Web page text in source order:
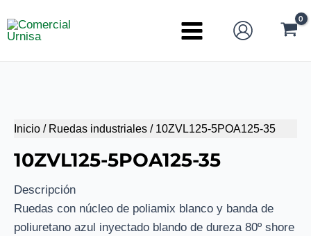
al
Main
Inicio / Ruedas industriales / 10ZVL125-5POA125-35
10ZVL125-5POA125-35
Descripción
Ruedas con núcleo de poliamix blanco y banda de
poliuretano azul inyectado blando de dureza 80º shore